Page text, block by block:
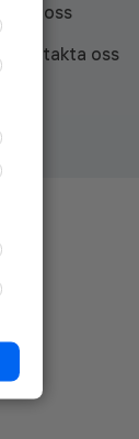
Om oss
Kontakta oss